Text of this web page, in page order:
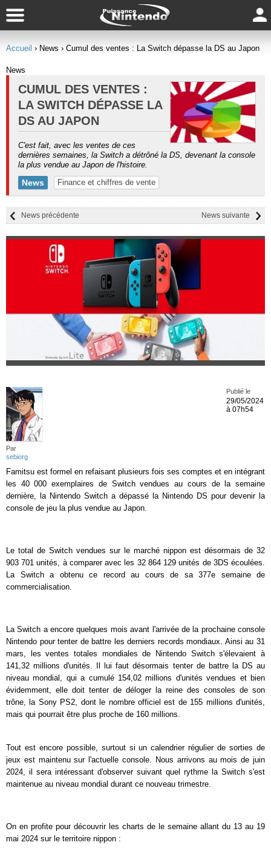
Accueil › News › Cumul des ventes : La Switch dépasse la DS au Japon
News
CUMUL DES VENTES :
LA SWITCH DÉPASSE LA
DS AU JAPON
C'est fait, avec les ventes de ces
dernières semaines, la Switch a détrôné la DS, devenant la console
la plus vendue au Japon de l'histoire.
News Finance et chiffres de vente
News suivante
News précédente
Par
sebiorg
Publié le
29/05/2024
à 07h54
Famitsu est formel en refaisant plusieurs fois ses comptes et en intégrant
les 40 000 exemplaires de Switch vendues au cours de la semaine
dernière, la Nintendo Switch a dépassé la Nintendo DS pour devenir la
console de jeu la plus vendue au Japon.
Le total de Switch vendues sur le marché nippon est désormais de 32
903 701 unités, à comparer avec les 32 864 129 unités de 3DS écoulées.
La Switch a obtenu ce record au cours de sa 377e semaine de
commercialisation.
La Switch a encore quelques mois avant l'arrivée de la prochaine console
Nintendo pour tenter de battre les derniers records mondiaux. Ainsi au 31
mars, les ventes totales mondiales de Nintendo Switch s'élevaient à
141,32 millions d'unités. Il lui faut désormais tenter de battre la DS au
niveau mondial, qui a cumulé 154,02 millions d'unités vendues et bien
évidemment, elle doit tenter de déloger la reine des consoles de son
trône, la Sony PS2, dont le nombre officiel est de 155 millions d'unités,
mais qui pourrait être plus proche de 160 millions.
Tout est encore possible, surtout si un calendrier régulier de sorties de
jeux est maintenu sur l'actuelle console. Nous arrivons au mois de juin
2024, il sera intéressant d'observer suivant quel rythme la Switch s'est
maintenue au niveau mondial durant ce nouveau trimestre.
On en profite pour découvrir les charts de le semaine allant du 13 au 19
mai 2024 sur le territoire nippon :